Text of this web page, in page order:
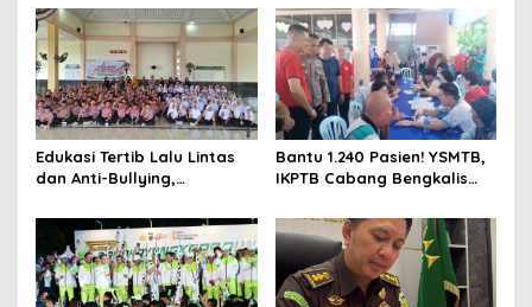
a
n
g
Cek Kesehatan Gratis di
Posyandu Kampung Petas
sebagai Dewan Juri
Edukasi Tertib Lalu Lintas
dan Anti-Bullying,
Gelar “Polisi Sahabat Anak”
di SD IT Al-Fatih Duri
Bantu 1.240 Pasien! YSMTB,
IKPTB Cabang Bengkalis
Apresiasi Perkumpulan Kin
Men Riau Atas Kegiatan
Bakti Sosial Kesehatan Di
Bengkalis.